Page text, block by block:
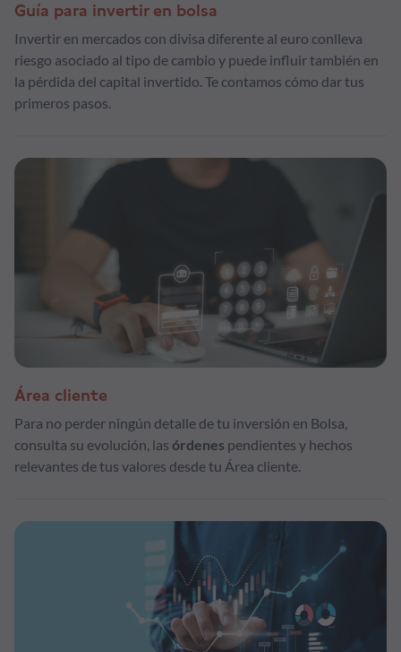
Guía para invertir en bolsa
Invertir en mercados con divisa diferente al euro conlleva
riesgo asociado al tipo de cambio y puede influir también en
la pérdida del capital invertido. Te contamos cómo dar tus
primeros pasos.
Área cliente
Para no perder ningún detalle de tu inversión en Bolsa,
consulta su evolución, las órdenes pendientes y hechos
relevantes de tus valores desde tu Área cliente.